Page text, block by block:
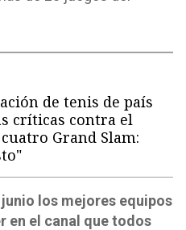
de tenis de país
críticas contra el
Grand Slam:
los mejores equipos
en el canal que todos